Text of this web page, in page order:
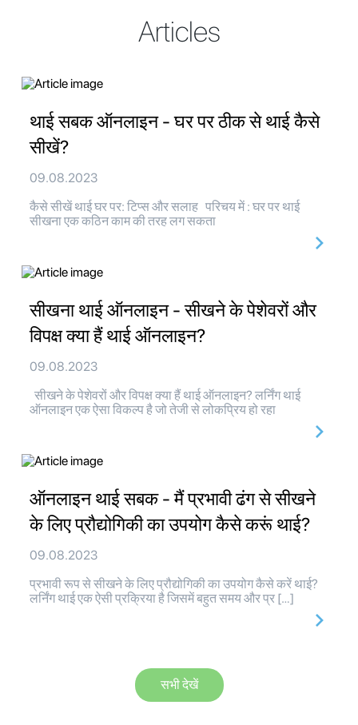
Articles
थाई सबक ऑनलाइन - घर पर ठीक से थाई कैसे
सीखें?
09.08.2023
कैसे सीखें थाई घर पर: टिप्स और सलाह परिचय में : घर पर थाई
सीखना एक कठिन काम की तरह लग सकता
सीखना थाई ऑनलाइन - सीखने के पेशेवरों और
विपक्ष क्या हैं थाई ऑनलाइन?
09.08.2023
सीखने के पेशेवरों और विपक्ष क्या हैं थाई ऑनलाइन? लर्निंग थाई
ऑनलाइन एक ऐसा विकल्प है जो तेजी से लोकप्रिय हो रहा
ऑनलाइन थाई सबक - मैं प्रभावी ढंग से सीखने
के लिए प्रौद्योगिकी का उपयोग कैसे करूं थाई?
09.08.2023
प्रभावी रूप से सीखने के लिए प्रौद्योगिकी का उपयोग कैसे करें थाई?
लर्निंग थाई एक ऐसी प्रक्रिया है जिसमें बहुत समय और प्र […]
सभी देखें